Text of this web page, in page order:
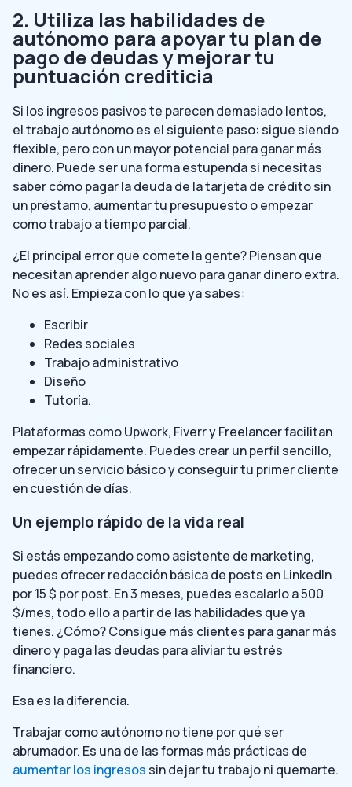
2. Utiliza las habilidades de
autónomo para apoyar tu plan de
pago de deudas y mejorar tu
puntuación crediticia
Si los ingresos pasivos te parecen demasiado lentos,
el trabajo autónomo es el siguiente paso: sigue siendo
flexible, pero con un mayor potencial para ganar más
dinero. Puede ser una forma estupenda si necesitas
saber cómo pagar la deuda de la tarjeta de crédito sin
un préstamo, aumentar tu presupuesto o empezar
como trabajo a tiempo parcial.
¿El principal error que comete la gente? Piensan que
necesitan aprender algo nuevo para ganar dinero extra.
No es así. Empieza con lo que ya sabes:
Escribir
Redes sociales
Trabajo administrativo
Diseño
Tutoría.
Plataformas como Upwork, Fiverr y Freelancer facilitan
empezar rápidamente. Puedes crear un perfil sencillo,
ofrecer un servicio básico y conseguir tu primer cliente
en cuestión de días.
Un ejemplo rápido de la vida real
Si estás empezando como asistente de marketing,
puedes ofrecer redacción básica de posts en LinkedIn
por 15 $ por post. En 3 meses, puedes escalarlo a 500
$/mes, todo ello a partir de las habilidades que ya
tienes. ¿Cómo? Consigue más clientes para ganar más
dinero y paga las deudas para aliviar tu estrés
financiero.
Esa es la diferencia.
Trabajar como autónomo no tiene por qué ser
abrumador. Es una de las formas más prácticas de
aumentar los ingresos sin dejar tu trabajo ni quemarte.